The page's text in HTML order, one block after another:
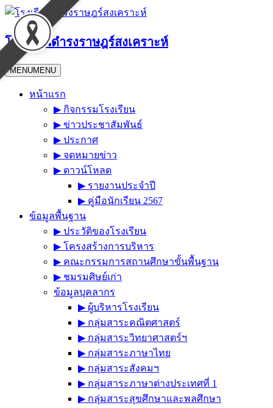
Skip
content
โรงเรียนดำรงราษฎร์สงเคราะห์
MENUMENU
หน้าแรก
▶︎ กิจกรรมโรงเรียน
▶︎ ข่าวประชาสัมพันธ์
▶︎ ประกาศ
▶︎ จดหมายข่าว
▶︎ ดาวน์โหลด
▶︎ รายงานประจำปี
▶︎ คู่มือนักเรียน 2567
ข้อมูลพื้นฐาน
▶︎ ประวัติของโรงเรียน
▶︎ โครงสร้างการบริหาร
▶︎ คณะกรรมการสถานศึกษาขั้นพื้นฐาน
▶︎ ชมรมศิษย์เก่า
ข้อมูลบุคลากร
▶︎ ผู้บริหารโรงเรียน
▶︎ กลุ่มสาระคณิตศาสตร์
▶︎ กลุ่มสาระวิทยาศาสตร์ฯ
▶︎ กลุ่มสาระภาษาไทย
▶︎ กลุ่มสาระสังคมฯ
▶︎ กลุ่มสาระภาษาต่างประเทศที่ 1
▶︎ กลุ่มสาระสุขศึกษาและพลศึกษา